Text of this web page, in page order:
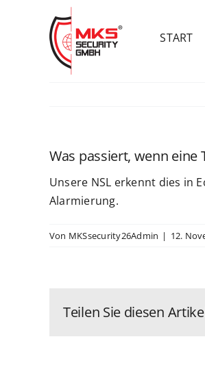
START
Was passiert, wenn
Unsere NSL erkennt dies in
Alarmierung.
Von MKSsecurity26Admin | 12.
Teilen Sie diesen